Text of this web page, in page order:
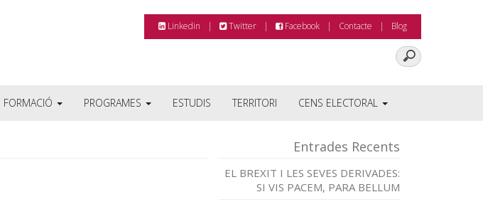
Linkedin Twitter Facebook Contacte Blog
FORMACIÓ PROGRAMES ESTUDIS TERRITORI CENS ELECTORAL
Entrades Recents
EL BREXIT I LES SEVES DERIVADES:
SI VIS PACEM, PARA BELLUM